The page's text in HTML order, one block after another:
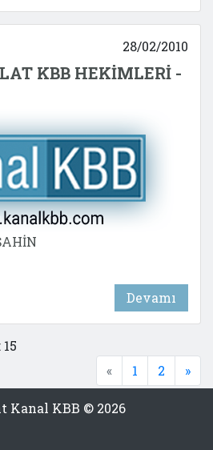
28/02/2010
KBB HEKİMLERİ -
Devamı
«
1 2 »
Kanal KBB © 2026